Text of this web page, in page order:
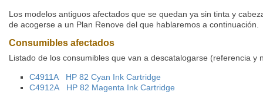
Los modelos antiguos afectados que se quedan ya sin tinta y
de acogerse a un Plan Renove del que hablaremos a continuación.
Consumibles afectados
Listado de los consumibles que van a descatalogarse (referencia y
C4911A
HP 82 Cyan Ink Cartridge
C4912A
HP 82 Magenta Ink Cartridge